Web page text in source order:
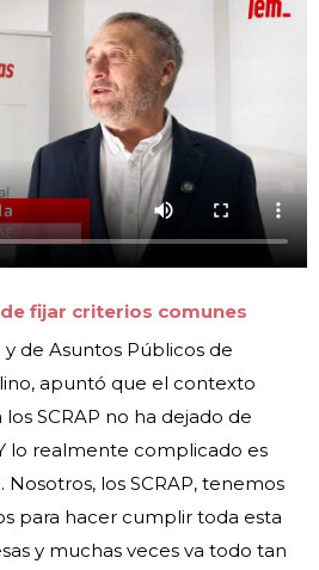
fijar criterios comunes
de Asuntos Públicos de
apuntó que el contexto
SCRAP no ha dejado de
lo realmente complicado es
los SCRAP, tenemos
para hacer cumplir toda esta
y muchas veces va todo tan